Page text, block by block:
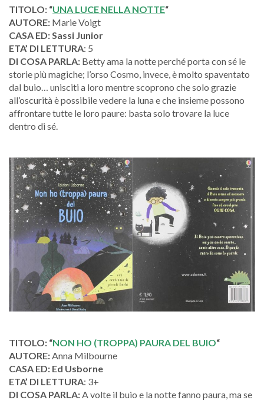
TITOLO: “UNA LUCE NELLA NOTTE“
AUTORE: Marie Voigt
CASA ED: Sassi Junior
ETA’ DI LETTURA: 5
DI COSA PARLA: Betty ama la notte perché porta con sé le
storie più magiche; l’orso Cosmo, invece, è molto spaventato
dal buio… unisciti a loro mentre scoprono che solo grazie
all’oscurità è possibile vedere la luna e che insieme possono
affrontare tutte le loro paure: basta solo trovare la luce
dentro di sé.
TITOLO: “NON HO (TROPPA) PAURA DEL BUIO“
AUTORE: Anna Milbourne
CASA ED: Ed Usborne
ETA’ DI LETTURA: 3+
DI COSA PARLA: A volte il buio e la notte fanno paura, ma se